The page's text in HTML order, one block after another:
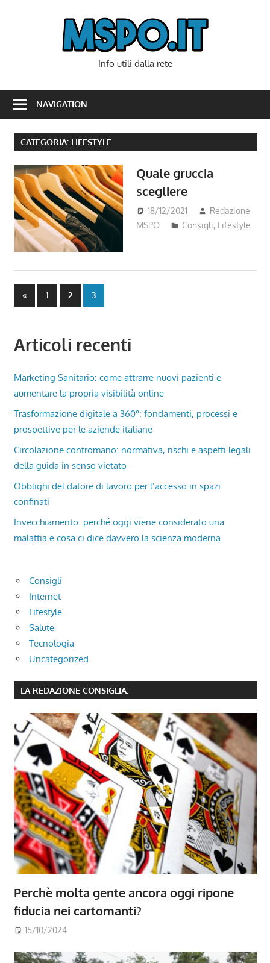
Mspo
Info utili dalla rete
NAVIGATION
CATEGORIA: LIFESTYLE
Quale gruccia
scegliere
18/12/2021
Redazione
MSPO
Consigli, Lifestyle
Paginazione
articoli
«Previous
Posts
1 2 3
Articoli recenti
Marketing Sanitario: come attrarre nuovi pazienti e
aumentare la propria visibilità online
Trasformazione digitale a 360°: fondamenti, processi e
prospettive per le aziende italiane
Circolazione contromano: normativa, rischi e aspetti legali
della guida in senso vietato
Obblighi del datore di lavoro per l’accesso in spazi
confinati
Invecchiamento: perché oggi viene considerato una
malattia e cosa ci dice davvero la scienza moderna
Consigli
Internet
Lifestyle
Salute
Tecnologia
Uncategorized
LA REDAZIONE CONSIGLIA:
Perchè molta gente ancora oggi ripone
fiducia nei cartomanti?
15/10/2024